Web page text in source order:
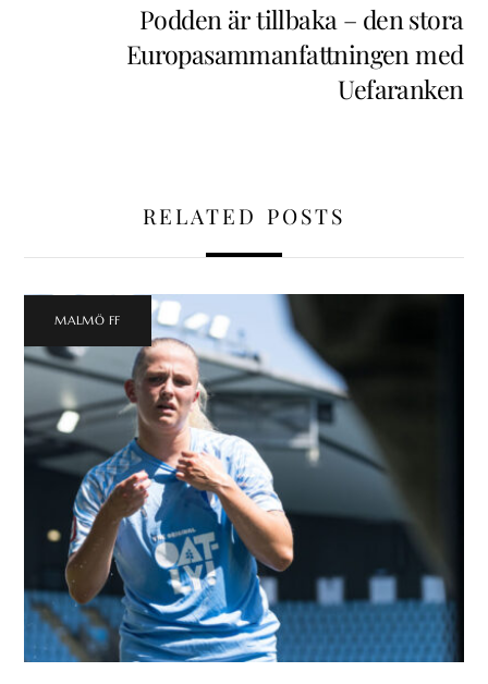
Podden är tillbaka – den stora
Europasammanfattningen med
Uefaranken
RELATED POSTS
MALMÖ FF